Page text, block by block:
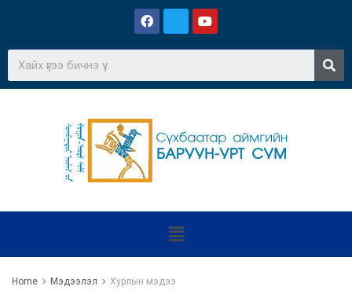
Home Мэдээлэл Хурлын мэдээ